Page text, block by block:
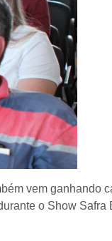
vem ganhando
o Show Safra